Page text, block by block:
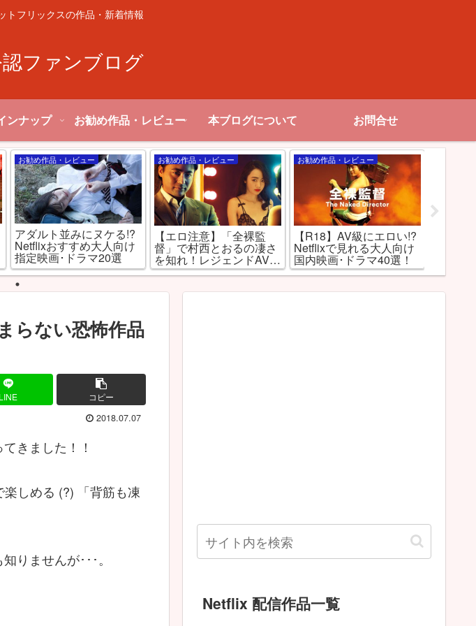
トフリックスの作品・新着情報
ファンブログ
ンナップ お勧め作品・レビュー 本ブログについて お問合せ
お勧め作品・レビュー
アダルト並みにヌケる!?
Netflixおすすめ大人向け
指定映画･ドラマ20選
お勧め作品・レビュー
【エロ注意】「全裸監
督」で村西とおるの凄さ
を知れ！レジェンドAV監
督を演じるのは山田孝
お勧め作品・レビュー
【R18】AV級にエロい!?
Netflixで見れる大人向け
国内映画･ドラマ40選！
らない恐怖作品
LINE コピー
2018.07.07
きました！！
しめる (?) 「背筋も凍
りませんが･･･。
Netflix 配信作品一覧